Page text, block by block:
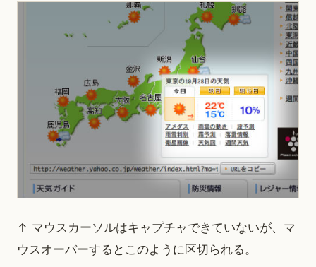
↑ マウスカーソルはキャプチャできていないが、マ
ウスオーバーするとこのように区切られる。